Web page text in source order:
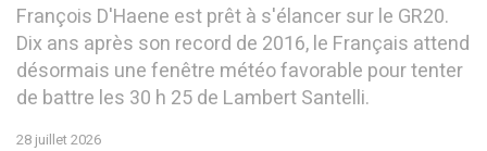
François D'Haene est prêt à s'élancer sur le GR20.
Dix ans après son record de 2016, le Français attend
désormais une fenêtre météo favorable pour tenter
de battre les 30 h 25 de Lambert Santelli.
28 juillet 2026